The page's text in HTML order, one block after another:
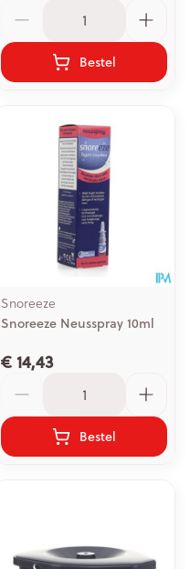
Bestel
Snoreeze
Snoreeze Neusspray 10ml
€ 14,43
Bestel